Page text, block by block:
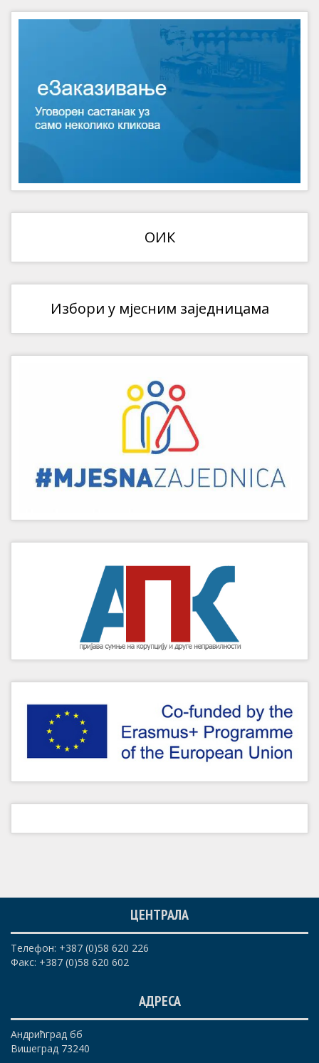
ОИК
Избори у мјесним заједницама
ЦЕНТРАЛА
Телефон: +387 (0)58 620 226
Факс: +387 (0)58 620 602
АДРЕСА
Андрићград бб
Вишеград 73240